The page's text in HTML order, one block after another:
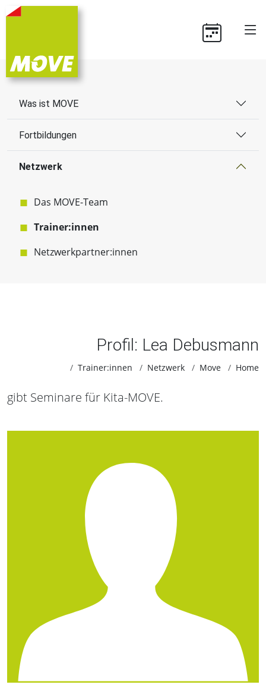
Was ist MOVE
Fortbildungen
Netzwerk
Das MOVE-Team
Trainer:innen
Netzwerkpartner:innen
Profil: Lea Debusmann
Trainer:innen Netzwerk Move Home
gibt Seminare für Kita-MOVE.